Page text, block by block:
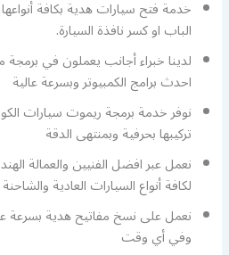
خدمة فتح سيارات هدية بكافة
الباب او كسر نافذة السيارة.
لدينا خبراء أجانب يعملون في
احدث برامج الكمبيوتر وبسرعة عالية
نوفر خدمة برمجة ريموت سيارات
تركيبها بحرفية وبمنتهى الدقة
نعمل عبر افضل الفنيين والعمالة
لكافة أنواع السيارات العادية والشاحنة
نعمل على نسخ مفاتيح هدية بسرعة
وفي أي وقت